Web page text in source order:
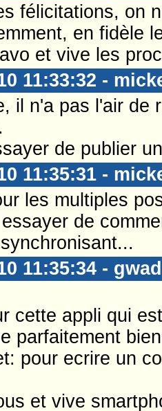
félicitations, on
en fidèle
et vive les
11:33:32 -
il n'a pas l'air de
de publier
11:35:31 -
les multiples
de
11:35:34 -
cette appli qui
parfaitement
pour ecrire un
et vive